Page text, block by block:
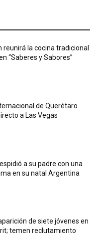
reunirá la cocina tradicional
“Saberes y Sabores”
de Querétaro
a Las Vegas
a su padre con una
en su natal Argentina
de siete jóvenes en
temen reclutamiento